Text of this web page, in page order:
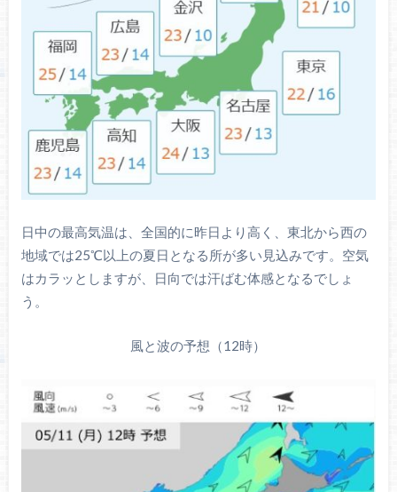
日中の最高気温は、全国的に昨日より高く、東北から西の
地域では25℃以上の夏日となる所が多い見込みです。空気
はカラッとしますが、日向では汗ばむ体感となるでしょ
う。
風と波の予想（12時）